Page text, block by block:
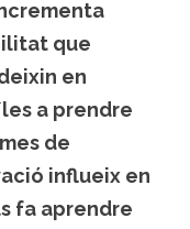
que
en
a prendre
de
influeix en
fa aprendre